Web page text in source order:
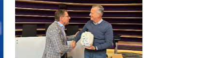
zijn het de Nederlandse
drinkwaterbedrijven die dat
moeten oplossen.